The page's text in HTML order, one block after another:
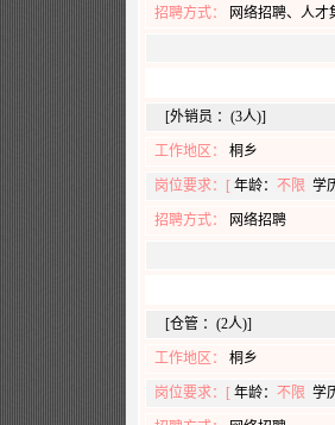
招聘方式： 网络招聘、人才
[外销员 ：(3人)]
工作地区： 桐乡
岗位要求：[ 年龄： 不限 学
招聘方式： 网络招聘
[仓管 ：(2人)]
工作地区： 桐乡
岗位要求：[ 年龄： 不限 学